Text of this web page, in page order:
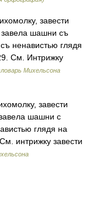
завести
завела шашни съ
ненавистью глядя
См. Интрижку
Михельсона
завести
шашни с
глядя на
интрижку завести